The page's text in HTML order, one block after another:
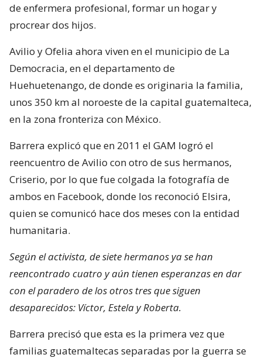
de enfermera profesional, formar un hogar y
procrear dos hijos.
Avilio y Ofelia ahora viven en el municipio de La
Democracia, en el departamento de
Huehuetenango, de donde es originaria la familia,
unos 350 km al noroeste de la capital guatemalteca,
en la zona fronteriza con México.
Barrera explicó que en 2011 el GAM logró el
reencuentro de Avilio con otro de sus hermanos,
Criserio, por lo que fue colgada la fotografía de
ambos en Facebook, donde los reconoció Elsira,
quien se comunicó hace dos meses con la entidad
humanitaria.
Según el activista, de siete hermanos ya se han
reencontrado cuatro y aún tienen esperanzas en dar
con el paradero de los otros tres que siguen
desaparecidos: Víctor, Estela y Roberta.
Barrera precisó que esta es la primera vez que
familias guatemaltecas separadas por la guerra se